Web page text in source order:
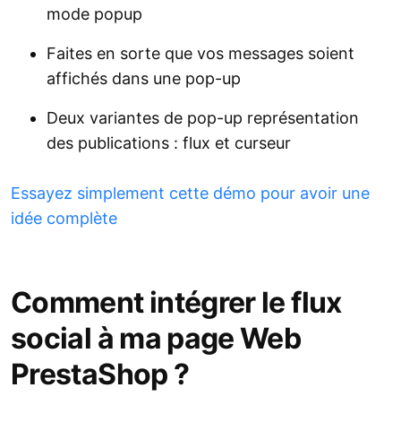
mode popup
Faites en sorte que vos messages soient
affichés dans une pop-up
Deux variantes de pop-up représentation
des publications : flux et curseur
Essayez simplement cette démo pour avoir une
idée complète
Comment intégrer le flux
social à ma page Web
PrestaShop ?